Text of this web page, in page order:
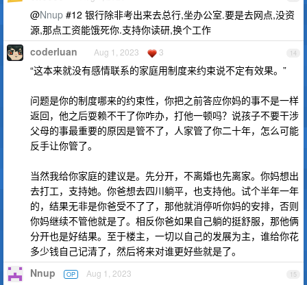
@Nnup #12 银行除非考出来去总行,坐办公室.要是去网点,没资
源,那点工资能饿死你.支持你读研,换个工作
14
coderluan Aug 1, 2023 3
“这本来就没有感情联系的家庭用制度来约束说不定有效果。”
问题是你的制度哪来的约束性，你把之前答应你妈的事不是一样
返回，他之后耍赖不干了你咋办，打他一顿吗？说孩子不要干涉
父母的事最重要的原因是管不了，人家管了你二十年，怎么可能
反手让你管了。
当然我给你家庭的建议是。先分开，不离婚也先离家。你妈想出
去打工，支持她。你爸想去四川躺平，也支持他。试个半年一年
的，结果无非是你爸受不了了，那他就消停听你妈的安排，否则
你妈继续不管他就是了。相反你爸如果自己躺的挺舒服，那他俩
分开也是好结果。至于楼主，一切以自己的发展为主，谁给你花
多少钱自己记清了，然后将来对谁更好些就是了。
15
Nnup OP Aug 1, 2023